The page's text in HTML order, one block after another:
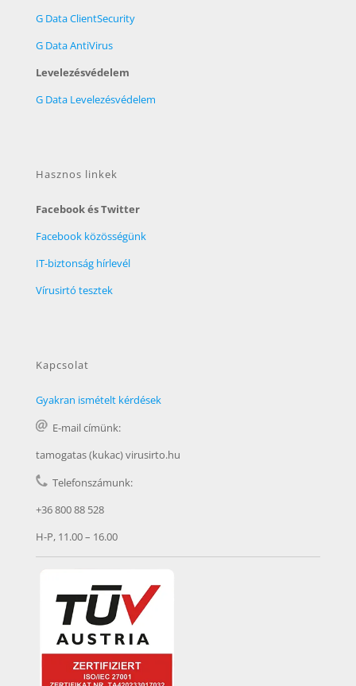
G Data ClientSecurity
G Data AntiVirus
Levelezésvédelem
G Data Levelezésvédelem
Hasznos linkek
Facebook és Twitter
Facebook közösségünk
IT-biztonság hírlevél
Vírusirtó tesztek
Kapcsolat
Gyakran ismételt kérdések
E-mail címünk:
tamogatas (kukac) virusirto.hu
Telefonszámunk:
+36 800 88 528
H-P, 11.00 – 16.00